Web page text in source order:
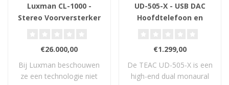
Luxman CL-1000 -
Stereo Voorversterker
€26.000,00
Bij Luxman beschouwen
ze een technologie niet
UD-505-X - USB DAC
Hoofdtelefoon en
€1.299,00
De TEAC UD-505-X is een
high-end dual monaural